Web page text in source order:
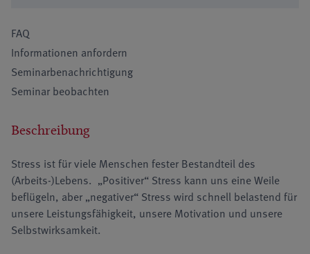
FAQ
Informationen anfordern
Seminarbenachrichtigung
Seminar beobachten
Beschreibung
Stress ist für viele Menschen fester Bestandteil des
(Arbeits-)Lebens. „Positiver“ Stress kann uns eine Weile
beflügeln, aber „negativer“ Stress wird schnell belastend für
unsere Leistungsfähigkeit, unsere Motivation und unsere
Selbstwirksamkeit.